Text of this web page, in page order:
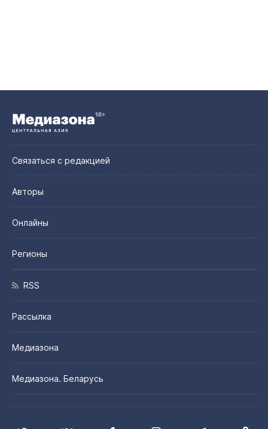
Связаться с редакцией
Авторы
Онлайны
Регионы
RSS
Рассылка
Медиазона
Медиазона. Беларусь